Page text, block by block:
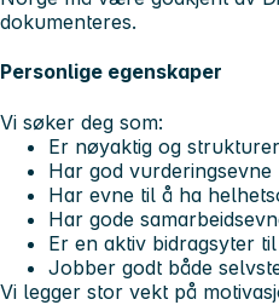
dokumenteres.
Personlige egenskaper
Vi søker deg som:
Er nøyaktig og
Har god vurderingsevne
Har evne til å ha
Har gode
Er en aktiv bidragsyter
Jobber godt både
Vi legger stor vekt på